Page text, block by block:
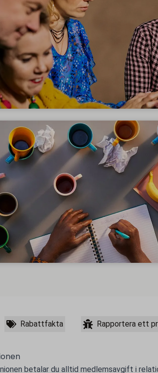
Rabattfakta Rapportera ett
betalar du alltid medlemsavgift i